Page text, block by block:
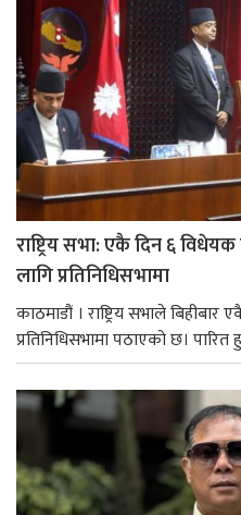
राष्ट्रिय सभा: एकै दिन ६
लागि प्रतिनिधिसभामा
काठमाडौं । राष्ट्रिय सभाले
प्रतिनिधिसभामा पठाएको छ।